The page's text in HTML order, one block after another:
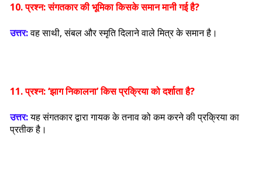
10. प्रश्न:संगतकार की भूमिका किसके समान मानी गई है?
उत्तर:वह साथी, संबल और स्मृति दिलाने वाले मित्र के समान है।
11. प्रश्न:‘झाग निकालना’ किस प्रक्रिया को दर्शाता है?
उत्तर:यह संगतकार द्वारा गायक के तनाव को कम करने की प्रक्रिया का
प्रतीक है।